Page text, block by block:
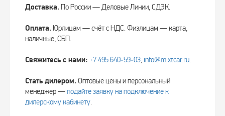
Доставка.По России — Деловые Линии, СДЭК.
Оплата. Юрлицам — счёт с НДС. Физлицам — карта,
наличные, СБП.
Свяжитесь с нами: +7 495 640‑59‑03, info@mixtcar.ru.
Стать дилером.Оптовые цены и персональный
менеджер —подайте заявку на подключение к
дилерскому кабинету.